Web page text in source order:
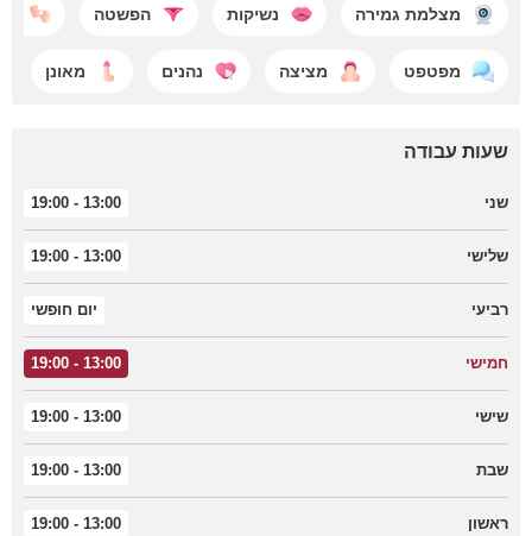
מצלמת גמירה נשיקות הפשטה
מפטפט מציצה נהנים מאונן
שעות עבודה
שני 13:00 - 19:00
שלישי 13:00 - 19:00
רביעי יום חופשי
חמישי 13:00 - 19:00
שישי 13:00 - 19:00
שבת 13:00 - 19:00
ראשון 13:00 - 19:00